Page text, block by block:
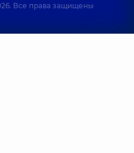
Все права защищены